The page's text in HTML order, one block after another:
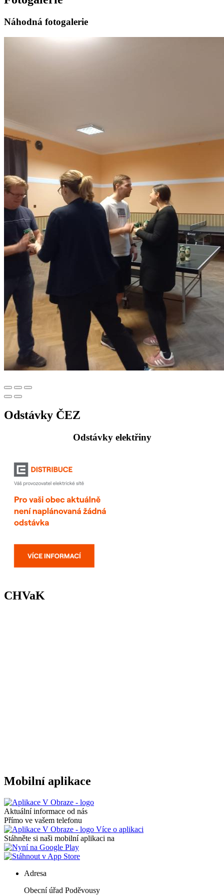
Náhodná fotogalerie
Odstávky ČEZ
Odstávky elektřiny
CHVaK
Mobilní aplikace
Aktuální informace od nás
Přímo ve vašem telefonu
Více o aplikaci
Stáhněte si naši mobilní aplikaci na
Adresa
Obecní úřad Poděvousy